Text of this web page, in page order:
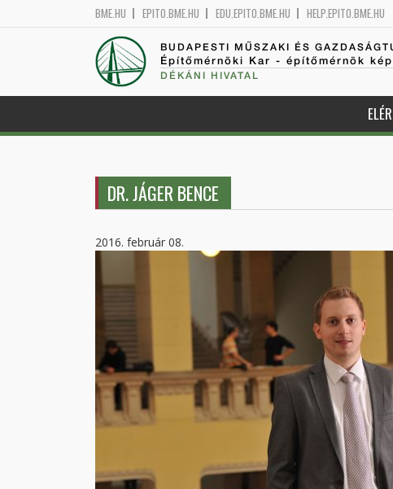
BME.HU EPITO.BME.HU EDU.EPITO.BME.HU HELP.EPITO.BME.HU
BUDAPESTI MŰSZAKI ÉS
Építőmérnöki Kar - építőmérnök
DÉKÁNI HIVATAL
DR. JÁGER BENCE
2016. február 08.